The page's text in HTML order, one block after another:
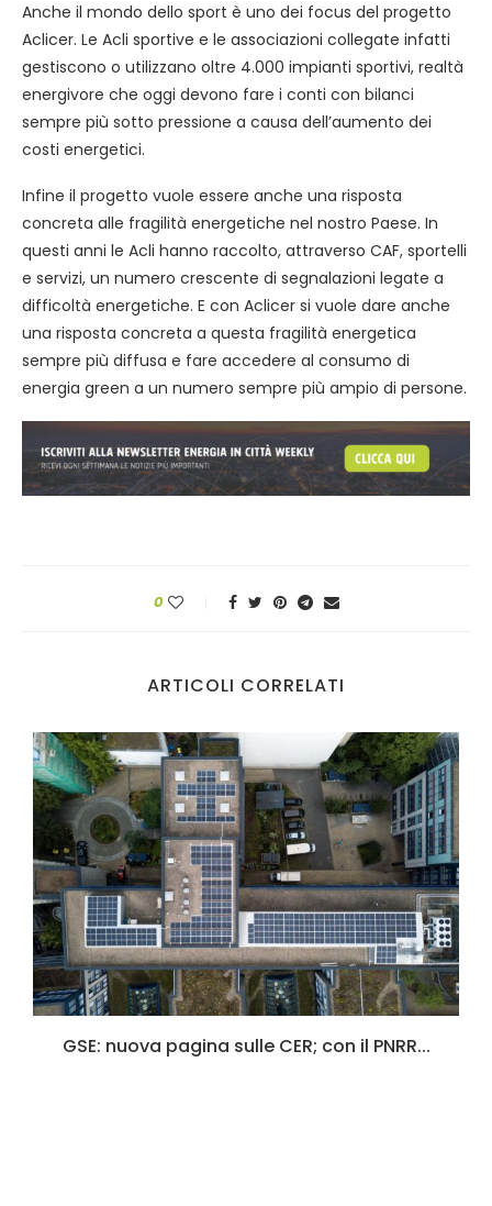
Anche il mondo dello sport è uno dei focus del progetto
Aclicer. Le Acli sportive e le associazioni collegate infatti
gestiscono o utilizzano oltre 4.000 impianti sportivi, realtà
energivore che oggi devono fare i conti con bilanci
sempre più sotto pressione a causa dell’aumento dei
costi energetici.
Infine il progetto vuole essere anche una risposta
concreta alle fragilità energetiche nel nostro Paese. In
questi anni le Acli hanno raccolto, attraverso CAF, sportelli
e servizi, un numero crescente di segnalazioni legate a
difficoltà energetiche. E con Aclicer si vuole dare anche
una risposta concreta a questa fragilità energetica
sempre più diffusa e fare accedere al consumo di
energia green a un numero sempre più ampio di persone.
0
ARTICOLI CORRELATI
GSE: nuova pagina sulle CER; con il PNRR...